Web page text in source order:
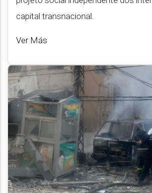
capital transnacional.
Ver Más